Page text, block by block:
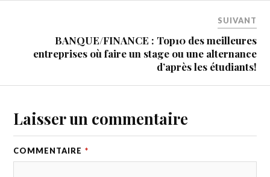
SUIVANT
BANQUE/FINANCE : Top10 des meilleures
entreprises où faire un stage ou une alternance
d’après les étudiants!
Laisser un commentaire
COMMENTAIRE *